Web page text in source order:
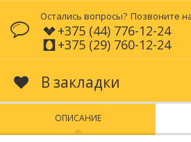
Остались вопросы? Позвоните
+375 (44) 776-12-24
+375 (29) 760-12-24
В закладки
ОПИСАНИЕ